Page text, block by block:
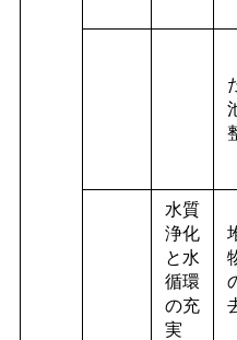
水質
浄化
と水
循環
の充
実